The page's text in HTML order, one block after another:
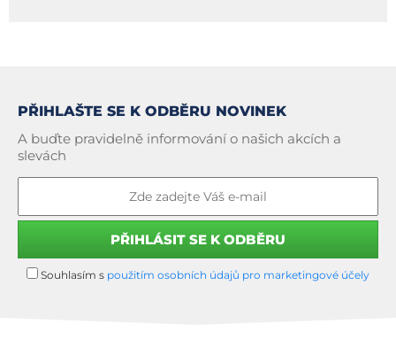
PŘIHLAŠTE SE K ODBĚRU NOVINEK
A buďte pravidelně informování o našich akcích a
slevách
Souhlasím s použitím osobních údajů pro marketingové účely